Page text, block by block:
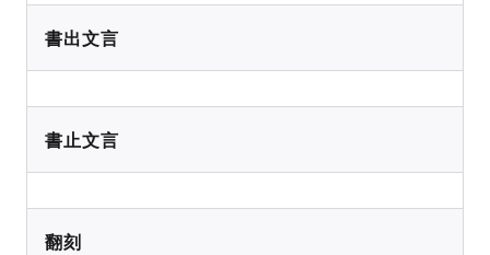
書出文言
書止文言
翻刻